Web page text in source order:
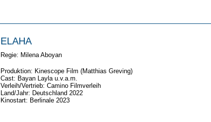
ELAHA
Regie: Milena Aboyan
Produktion: Kinescope Film (Matthias Greving)
Cast: Bayan Layla u.v.a.m.
Verleih/Vertrieb: Camino Filmverleih
Land/Jahr: Deutschland 2022
Kinostart: Berlinale 2023